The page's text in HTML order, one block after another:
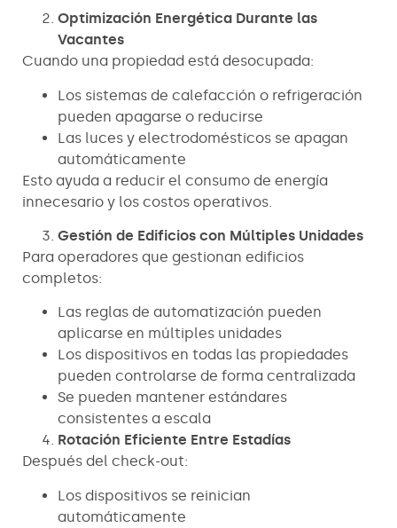
Optimización Energética Durante las
Vacantes
Cuando una propiedad está desocupada:
Los sistemas de calefacción o refrigeración
pueden apagarse o reducirse
Las luces y electrodomésticos se apagan
automáticamente
Esto ayuda a reducir el consumo de energía
innecesario y los costos operativos.
Gestión de Edificios con Múltiples Unidades
Para operadores que gestionan edificios
completos:
Las reglas de automatización pueden
aplicarse en múltiples unidades
Los dispositivos en todas las propiedades
pueden controlarse de forma centralizada
Se pueden mantener estándares
consistentes a escala
Rotación Eficiente Entre Estadías
Después del check-out:
Los dispositivos se reinician
automáticamente